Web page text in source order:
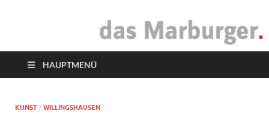
das Marburger.
HAUPTMENÜ
KUNST / WILLINGSHAUSEN